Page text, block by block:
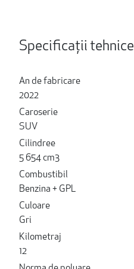
Specificații tehnice
An de fabricare
2022
Caroserie
SUV
Cilindree
5 654 cm3
Combustibil
Benzina + GPL
Culoare
Gri
Kilometraj
12